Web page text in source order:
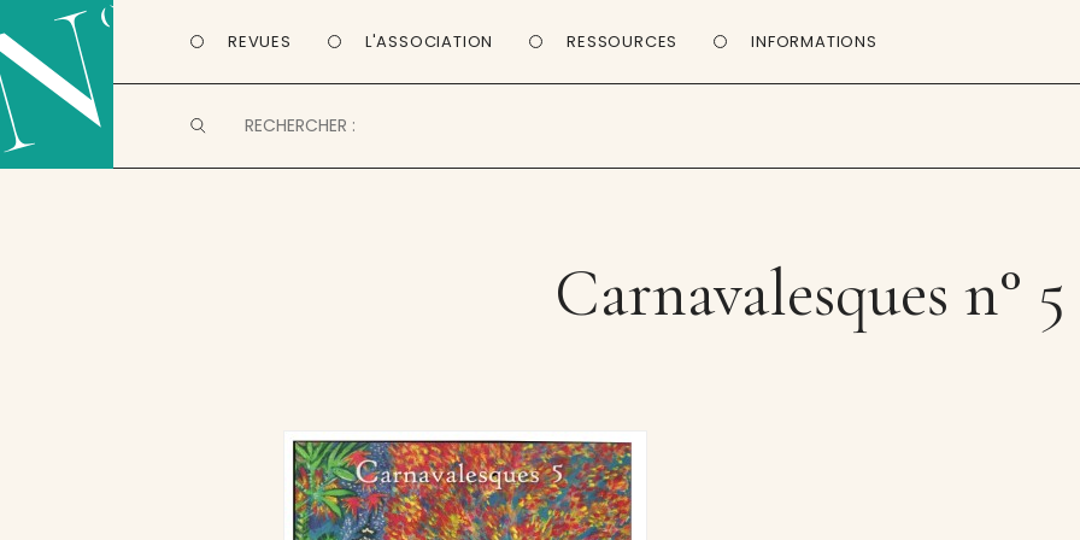
REVUES L'ASSOCIATION RESSOURCES INFORMATIONS
Carnavalesques n° 5